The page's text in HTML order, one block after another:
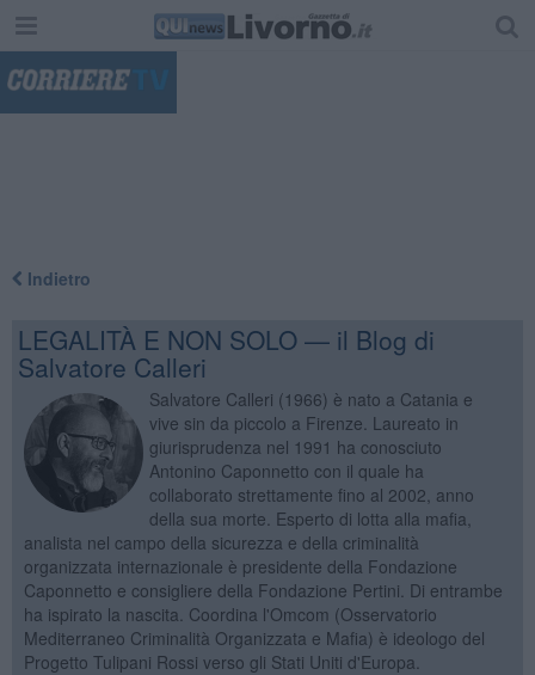
Indietro
LEGALITÀ E NON SOLO — il Blog di
Salvatore Calleri
Salvatore Calleri (1966) è nato a Catania e
vive sin da piccolo a Firenze. Laureato in
giurisprudenza nel 1991 ha conosciuto
Antonino Caponnetto con il quale ha
collaborato strettamente fino al 2002, anno
della sua morte. Esperto di lotta alla mafia,
analista nel campo della sicurezza e della criminalità
organizzata internazionale è presidente della Fondazione
Caponnetto e consigliere della Fondazione Pertini. Di entrambe
ha ispirato la nascita. Coordina l'Omcom (Osservatorio
Mediterraneo Criminalità Organizzata e Mafia) è ideologo del
Progetto Tulipani Rossi verso gli Stati Uniti d'Europa.